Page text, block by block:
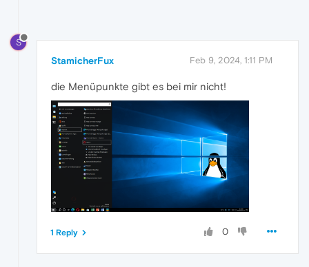
S
StamicherFux Feb 9, 2024, 1:11 PM
die Menüpunkte gibt es bei mir nicht!
0
1 Reply